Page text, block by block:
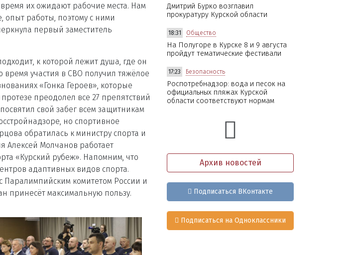
их ожидают рабочие места. Нам
опыт работы, поэтому с ними
первый заместитель
к которой лежит душа, где он
участия в СВО получил тяжёлое
«Гонка Героев», которые
преодолел все 27 препятствий
свой забег всем защитникам
но спортивное
обратилась к министру спорта и
Алексей Молчанов работает
«Курский рубеж». Напомним, что
адаптивных видов спорта.
Паралимпийским комитетом России и
принесёт максимальную пользу.
Дмитрий Бурко возглавил
прокуратуру Курской области
18:31 Общество
На Полугоре в Курске 8 и 9 августа
пройдут тематические фестивали
17:23 Безопасность
Роспотребнадзор: вода и песок на
официальных пляжах Курской
области соответствуют нормам
Архив новостей
Подписаться ВКонтакте
Подписаться на Одноклассники